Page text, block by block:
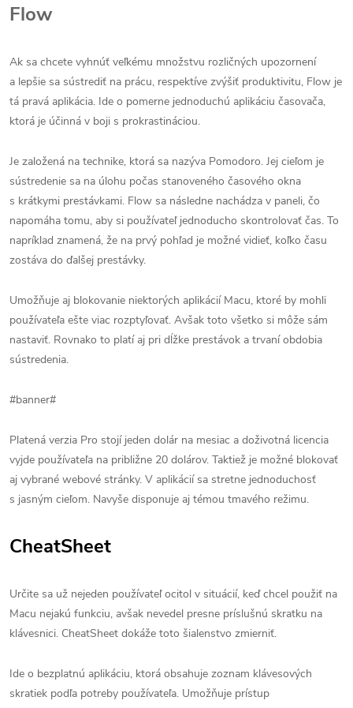
Flow
Ak sa chcete vyhnúť veľkému množstvu rozličných upozornení
a lepšie sa sústrediť na prácu, respektíve zvýšiť produktivitu, Flow je
tá pravá aplikácia. Ide o pomerne jednoduchú aplikáciu časovača,
ktorá je účinná v boji s prokrastináciou.
Je založená na technike, ktorá sa nazýva Pomodoro. Jej cieľom je
sústredenie sa na úlohu počas stanoveného časového okna
s krátkymi prestávkami. Flow sa následne nachádza v paneli, čo
napomáha tomu, aby si používateľ jednoducho skontrolovať čas. To
napríklad znamená, že na prvý pohľad je možné vidieť, koľko času
zostáva do ďalšej prestávky.
Umožňuje aj blokovanie niektorých aplikácií Macu, ktoré by mohli
používateľa ešte viac rozptyľovať. Avšak toto všetko si môže sám
nastaviť. Rovnako to platí aj pri dĺžke prestávok a trvaní obdobia
sústredenia.
#banner#
Platená verzia Pro stojí jeden dolár na mesiac a doživotná licencia
vyjde používateľa na približne 20 dolárov. Taktiež je možné blokovať
aj vybrané webové stránky. V aplikácií sa stretne jednoduchosť
s jasným cieľom. Navyše disponuje aj témou tmavého režimu.
CheatSheet
Určite sa už nejeden používateľ ocitol v situácií, keď chcel použiť na
Macu nejakú funkciu, avšak nevedel presne príslušnú skratku na
klávesnici. CheatSheet dokáže toto šialenstvo zmierniť.
Ide o bezplatnú aplikáciu, ktorá obsahuje zoznam klávesových
skratiek podľa potreby používateľa. Umožňuje prístup